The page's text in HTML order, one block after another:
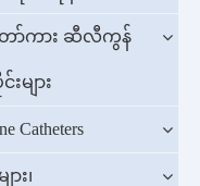
ော်ကား ဆီလီကွန်
များ
း၊